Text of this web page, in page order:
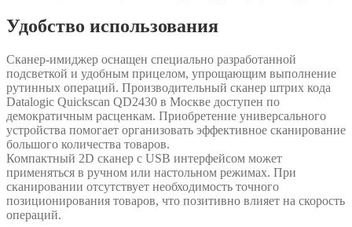
Удобство использования
Сканер-имиджер оснащен специально разработанной
подсветкой и удобным прицелом, упрощающим выполнение
рутинных операций. Производительный сканер штрих кода
Datalogic Quickscan QD2430 в Москве доступен по
демократичным расценкам. Приобретение универсального
устройства помогает организовать эффективное сканирование
большого количества товаров.
Компактный 2D сканер с USB интерфейсом может
применяться в ручном или настольном режимах. При
сканировании отсутствует необходимость точного
позиционирования товаров, что позитивно влияет на скорость
операций.